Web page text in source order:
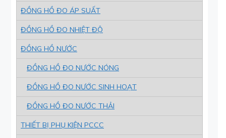
ĐỒNG HỒ ĐO ÁP SUẤT
ĐỒNG HỒ ĐO NHIỆT ĐỘ
ĐỒNG HỒ NƯỚC
ĐỒNG HỒ ĐO NƯỚC NÓNG
ĐỒNG HỒ ĐO NƯỚC SINH HOẠT
ĐỒNG HỒ ĐO NƯỚC THẢI
THIẾT BỊ PHỤ KIỆN PCCC